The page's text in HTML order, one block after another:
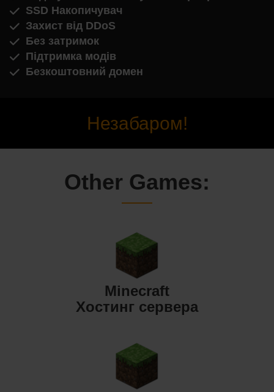
SSD Накопичувач
Захист від DDoS
Без затримок
Підтримка модів
Безкоштовний домен
Незабаром!
Other Games:
Minecraft
Хостинг сервера